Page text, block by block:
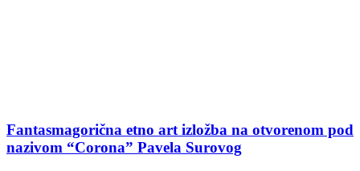
Fantasmagorična etno art izložba na otvorenom pod
nazivom “Corona” Pavela Surovog